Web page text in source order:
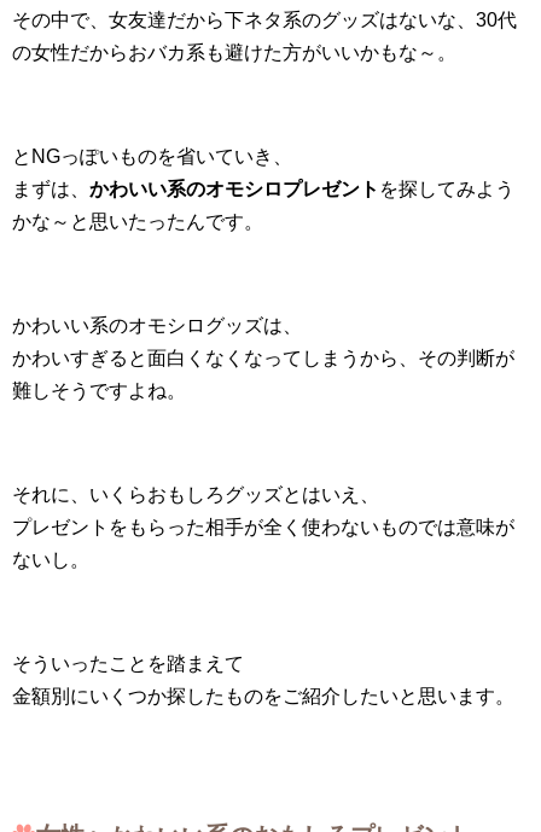
その中で、女友達だから下ネタ系のグッズはないな、30代
の女性だからおバカ系も避けた方がいいかもな～。
とNGっぽいものを省いていき、
まずは、 かわいい系のオモシロプレゼント を探してみよう
かな～と思いたったんです。
かわいい系のオモシログッズは、
かわいすぎると面白くなくなってしまうから、その判断が
難しそうですよね。
それに、いくらおもしろグッズとはいえ、
プレゼントをもらった相手が全く使わないものでは意味が
ないし。
そういったことを踏まえて
金額別にいくつか探したものをご紹介したいと思います。